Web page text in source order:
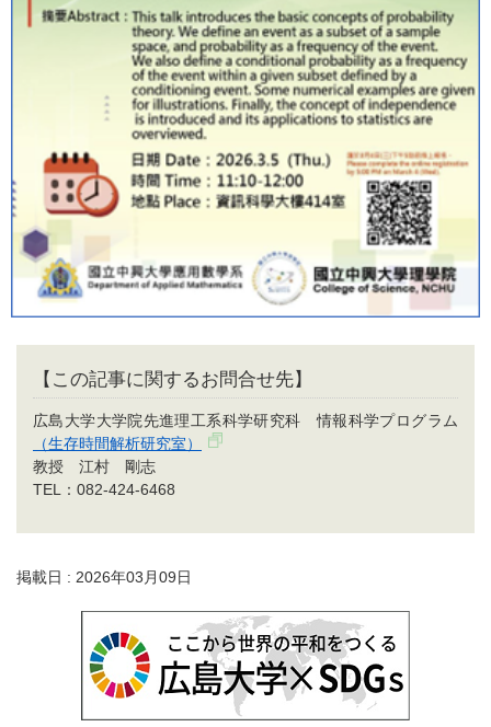
【この記事に関するお問合せ先】
広島大学大学院先進理工系科学研究科 情報科学プログラム
（生存時間解析研究室）
教授 江村 剛志
TEL：082-424-6468
掲載日 : 2026年03月09日